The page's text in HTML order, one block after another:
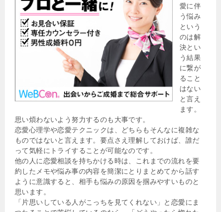
愛に伴
う悩み
という
のは解
決とい
う結果
に繋が
ること
はない
と言え
ます。
思い煩わないよう努力するのも大事です。
恋愛心理学や恋愛テクニックは、どちらもそんなに複雑な
ものではないと言えます。要点さえ理解しておけば、誰だ
って気軽にトライすることが可能なのです。
他の人に恋愛相談を持ちかける時は、これまでの流れを要
約したメモや悩み事の内容を簡潔にとりまとめてから話す
ように意識すると、相手も悩みの原因を掴みやすいものと
思います。
「片思いしている人がこっちを見てくれない」と恋愛にま